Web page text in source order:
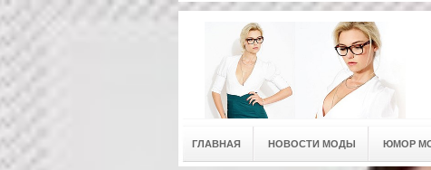
ГЛАВНАЯ НОВОСТИ МОДЫ ЮМОР